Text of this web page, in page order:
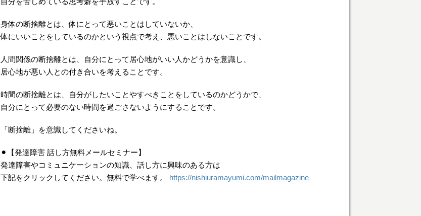
身体の断捨離とは、体にとって悪いことはしていないか、
体にいいことをしているのかという視点で考え、悪いことはしないことです。
人間関係の断捨離とは、自分にとって居心地がいい人かどうかを意識し、
居心地が悪い人との付き合いを考えることです。
時間の断捨離とは、自分がしたいことやすべきことをしているのかどうかで、
自分にとって必要のない時間を過ごさないようにすることです。
「断捨離」を意識してくださいね。
⚫︎【発達障害 話し方無料メールセミナー】
発達障害やコミュニケーションの知識、話し方に興味のある方は
下記をクリックしてください。無料で学べます。 https://nishiuramayumi.com/mailmagazine